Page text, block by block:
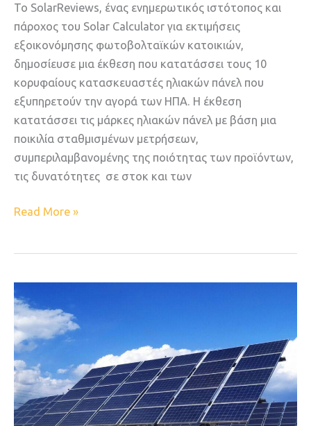
Το SolarReviews, ένας ενημερωτικός ιστότοπος και
πάροχος του Solar Calculator για εκτιμήσεις
εξοικονόμησης φωτοβολταϊκών κατοικιών,
δημοσίευσε μια έκθεση που κατατάσσει τους 10
κορυφαίους κατασκευαστές ηλιακών πάνελ που
εξυπηρετούν την αγορά των ΗΠΑ. Η έκθεση
κατατάσσει τις μάρκες ηλιακών πάνελ με βάση μια
ποικιλία σταθμισμένων μετρήσεων,
συμπεριλαμβανομένης της ποιότητας των προϊόντων,
τις δυνατότητες σε στοκ και των
Read More »
Η
DEGERHELLAS
ΠΡΩΤΟΠΟΡΕΙ
ΣΤΑ
ΑΓΡΟΦΩΤΟΒΟΛΤΑΪΚΑ